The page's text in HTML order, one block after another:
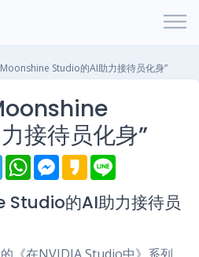
Studio的AI助力接待员化身”
接待员化身”
T
e
e
g
m
W
h
t
s
p
M
e
s
e
e
K
a
a
o
e
的AI助力接待员